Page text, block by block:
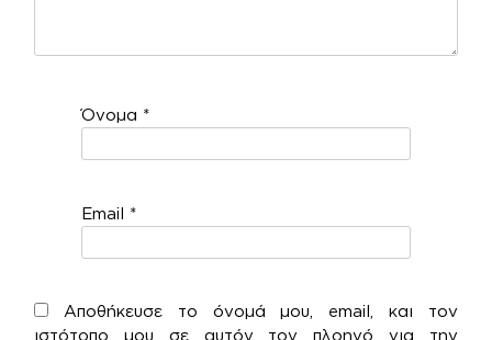
Όνομα *
Email *
Αποθήκευσε το όνομά μου, email, και τον
ιστότοπο μου σε αυτόν τον πλοηγό για την